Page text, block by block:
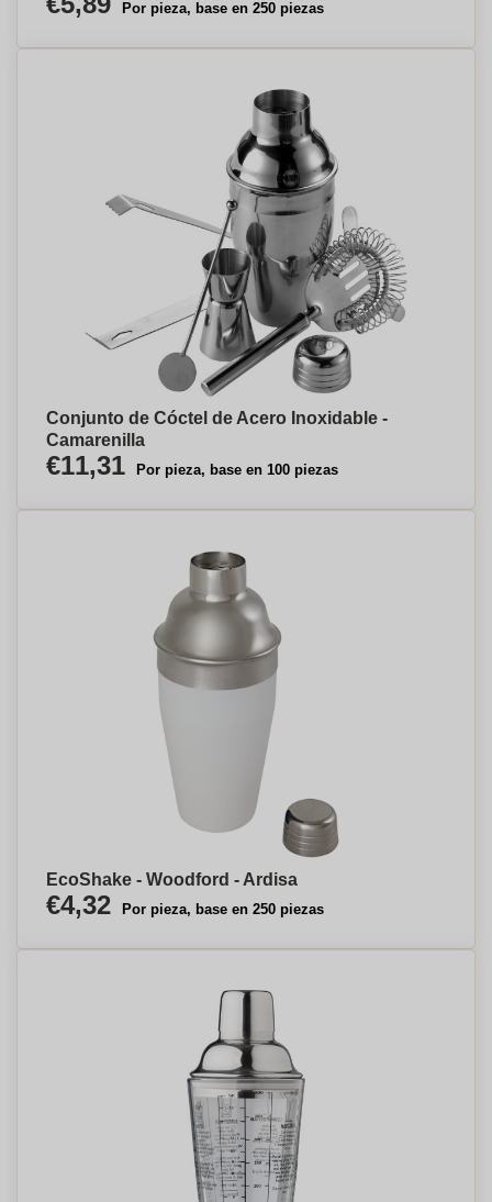
Por pieza, base en 250 piezas
Conjunto de Cóctel de Acero Inoxidable -
Camarenilla
€11,31 Por pieza, base en 100 piezas
EcoShake - Woodford - Ardisa
€4,32 Por pieza, base en 250 piezas